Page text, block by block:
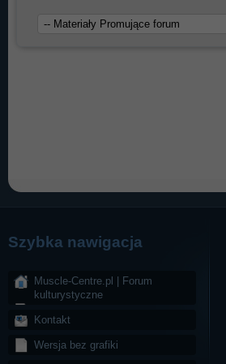
Szybka nawigacja
Muscle-Centre.pl | Forum
kulturystyczne
Kontakt
Wersja bez grafiki